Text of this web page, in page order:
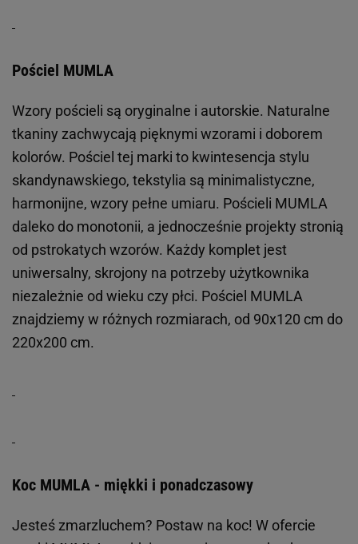
Pościel MUMLA
Wzory pościeli są oryginalne i autorskie. Naturalne
tkaniny zachwycają pięknymi wzorami i doborem
kolorów. Pościel tej marki to kwintesencja stylu
skandynawskiego, tekstylia są minimalistyczne,
harmonijne, wzory pełne umiaru. Pościeli MUMLA
daleko do monotonii, a jednocześnie projekty stronią
od pstrokatych wzorów. Każdy komplet jest
uniwersalny, skrojony na potrzeby użytkownika
niezależnie od wieku czy płci. Pościel MUMLA
znajdziemy w różnych rozmiarach, od 90x120 cm do
220x200 cm.
Koc MUMLA - miękki i ponadczasowy
Jesteś zmarzluchem? Postaw na koc! W ofercie